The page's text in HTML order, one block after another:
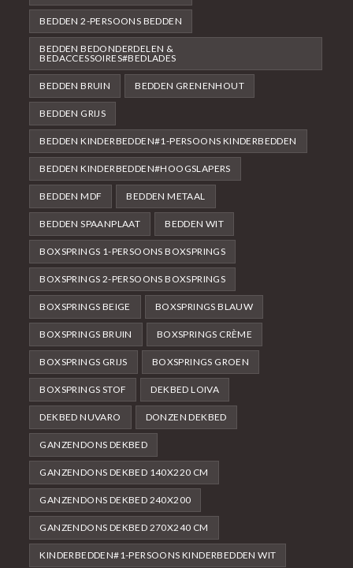
BEDDEN 2-PERSOONS BEDDEN
BEDDEN BEDONDERDELEN &
BEDACCESSOIRES#BEDLADES
BEDDEN BRUIN BEDDEN GRENENHOUT
BEDDEN GRIJS
BEDDEN KINDERBEDDEN#1-PERSOONS KINDERBEDDEN
BEDDEN KINDERBEDDEN#HOOGSLAPERS
BEDDEN MDF BEDDEN METAAL
BEDDEN SPAANPLAAT BEDDEN WIT
BOXSPRINGS 1-PERSOONS BOXSPRINGS
BOXSPRINGS 2-PERSOONS BOXSPRINGS
BOXSPRINGS BEIGE BOXSPRINGS BLAUW
BOXSPRINGS BRUIN BOXSPRINGS CRÈME
BOXSPRINGS GRIJS BOXSPRINGS GROEN
BOXSPRINGS STOF DEKBED LOIVA
DEKBED NUVARO DONZEN DEKBED
GANZENDONS DEKBED
GANZENDONS DEKBED 140X220 CM
GANZENDONS DEKBED 240X200
GANZENDONS DEKBED 270X240 CM
KINDERBEDDEN#1-PERSOONS KINDERBEDDEN WIT